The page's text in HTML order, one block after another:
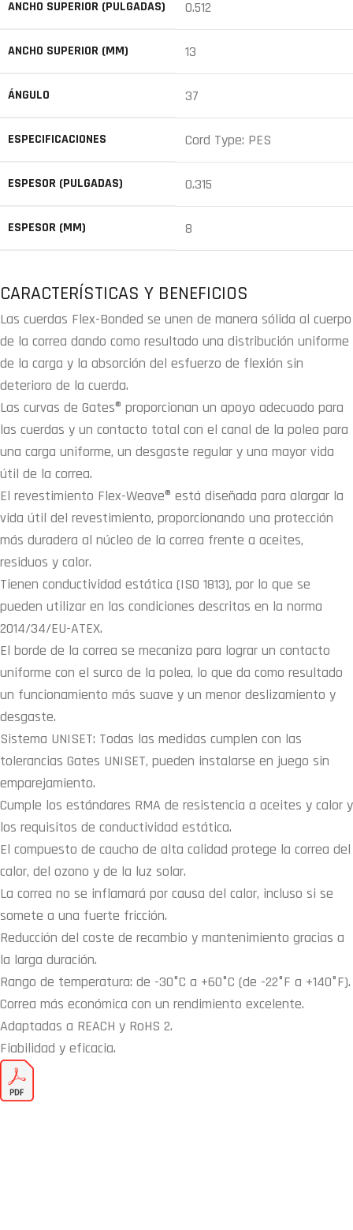
ANCHO SUPERIOR (PULGADAS) 0.512
ANCHO SUPERIOR (MM) 13
ÁNGULO 37
ESPECIFICACIONES Cord Type: PES
ESPESOR (PULGADAS) 0.315
ESPESOR (MM) 8
CARACTERÍSTICAS Y BENEFICIOS
Las cuerdas Flex-Bonded se unen de manera sólida al cuerpo
de la correa dando como resultado una distribución uniforme
de la carga y la absorción del esfuerzo de flexión sin
deterioro de la cuerda.
Las curvas de Gates® proporcionan un apoyo adecuado para
las cuerdas y un contacto total con el canal de la polea para
una carga uniforme, un desgaste regular y una mayor vida
útil de la correa.
El revestimiento Flex-Weave® está diseñada para alargar la
vida útil del revestimiento, proporcionando una protección
más duradera al núcleo de la correa frente a aceites,
residuos y calor.
Tienen conductividad estática (ISO 1813), por lo que se
pueden utilizar en las condiciones descritas en la norma
2014/34/EU-ATEX.
El borde de la correa se mecaniza para lograr un contacto
uniforme con el surco de la polea, lo que da como resultado
un funcionamiento más suave y un menor deslizamiento y
desgaste.
Sistema UNISET: Todas las medidas cumplen con las
tolerancias Gates UNISET, pueden instalarse en juego sin
emparejamiento.
Cumple los estándares RMA de resistencia a aceites y calor y
los requisitos de conductividad estática.
El compuesto de caucho de alta calidad protege la correa del
calor, del ozono y de la luz solar.
La correa no se inflamará por causa del calor, incluso si se
somete a una fuerte fricción.
Reducción del coste de recambio y mantenimiento gracias a
la larga duración.
Rango de temperatura: de -30°C a +60°C (de -22°F a +140°F).
Correa más económica con un rendimiento excelente.
Adaptadas a REACH y RoHS 2.
Fiabilidad y eficacia.